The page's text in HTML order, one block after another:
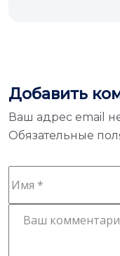
Добавить
Ваш адрес email
Обязательные